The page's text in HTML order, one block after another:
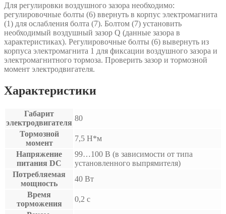
Для регулировки воздушного зазора необходимо:
регулировочные болты (6) ввернуть в корпус электромагнита
(1) для ослабления болта (7). Болтом (7) установить
необходимый воздушный зазор Q (данные зазора в
характеристиках). Регулировочные болты (6) вывернуть из
корпуса электромагнита 1 для фиксации воздушного зазора и
электромагнитного тормоза. Проверить зазор и тормозной
момент электродвигателя.
Характеристики
Габарит
электродвигателя
80
Тормозной
момент
7,5 Н*м
Напряжение
питания DC
99…100 В (в зависимости от типа
установленного выпрямителя)
Потребляемая
мощность
40 Вт
Время
торможения
0,2 с